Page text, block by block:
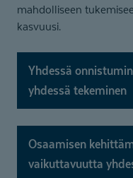
mahdolliseen
kasvuusi.
Yhdessä
yhdessä tekeminen
Osaamisen
vaikuttavuutta